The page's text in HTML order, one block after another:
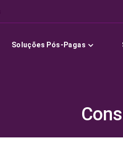
Soluções Pós-Pagas